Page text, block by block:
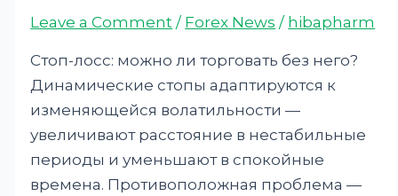
Leave a Comment / Forex News / hibapharm
Стоп-лосс: можно ли торговать без него?
Динамические стопы адаптируются к
изменяющейся волатильности —
увеличивают расстояние в нестабильные
периоды и уменьшают в спокойные
времена. Противоположная проблема —